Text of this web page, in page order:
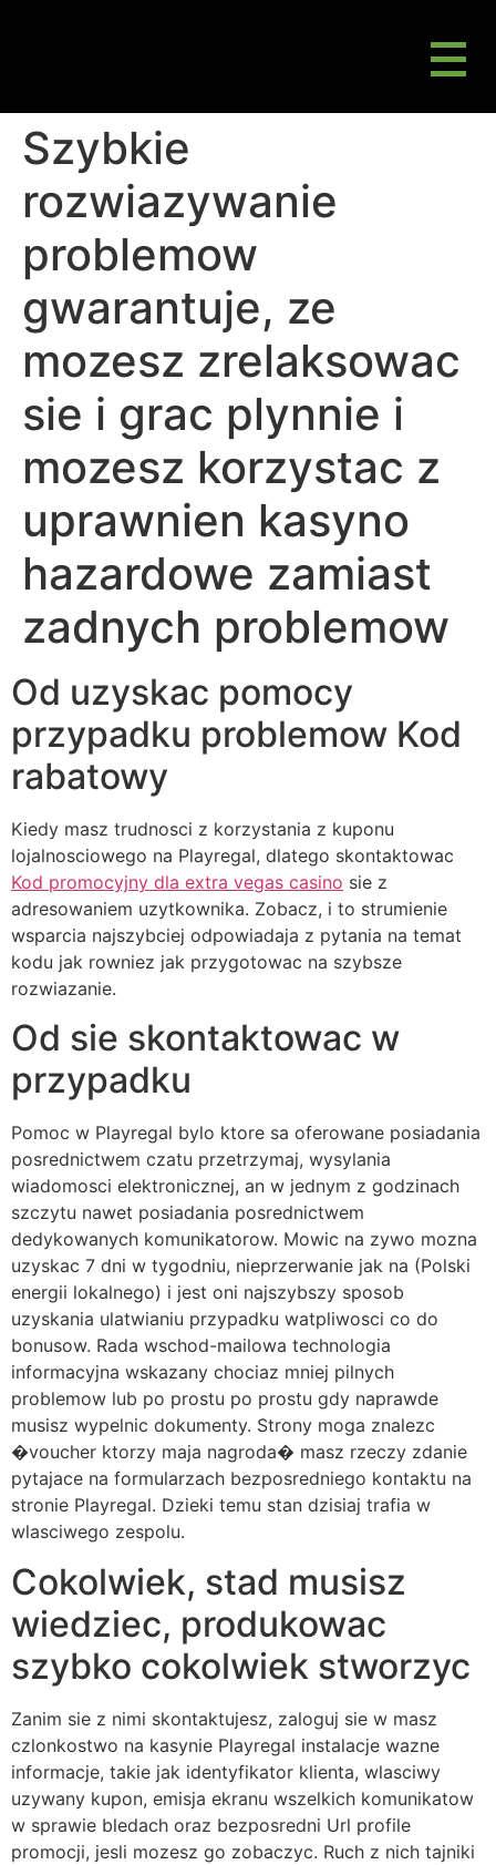
Szybkie
rozwiazywanie
problemow
gwarantuje, ze
mozesz zrelaksowac
sie i grac plynnie i
mozesz korzystac z
uprawnien kasyno
hazardowe zamiast
zadnych problemow
Od uzyskac pomocy
przypadku problemow Kod
rabatowy
Kiedy masz trudnosci z korzystania z kuponu
lojalnosciowego na Playregal, dlatego skontaktowac
Kod promocyjny dla extra vegas casino sie z
adresowaniem uzytkownika. Zobacz, i to strumienie
wsparcia najszybciej odpowiadaja z pytania na temat
kodu jak rowniez jak przygotowac na szybsze
rozwiazanie.
Od sie skontaktowac w
przypadku
Pomoc w Playregal bylo ktore sa oferowane posiadania
posrednictwem czatu przetrzymaj, wysylania
wiadomosci elektronicznej, an w jednym z godzinach
szczytu nawet posiadania posrednictwem
dedykowanych komunikatorow. Mowic na zywo mozna
uzyskac 7 dni w tygodniu, nieprzerwanie jak na (Polski
energii lokalnego) i jest oni najszybszy sposob
uzyskania ulatwianiu przypadku watpliwosci co do
bonusow. Rada wschod-mailowa technologia
informacyjna wskazany chociaz mniej pilnych
problemow lub po prostu po prostu gdy naprawde
musisz wypelnic dokumenty. Strony moga znalezc
�voucher ktorzy maja nagroda� masz rzeczy zdanie
pytajace na formularzach bezposredniego kontaktu na
stronie Playregal. Dzieki temu stan dzisiaj trafia w
wlasciwego zespolu.
Cokolwiek, stad musisz
wiedziec, produkowac
szybko cokolwiek stworzyc
Zanim sie z nimi skontaktujesz, zaloguj sie w masz
czlonkostwo na kasynie Playregal instalacje wazne
informacje, takie jak identyfikator klienta, wlasciwy
uzywany kupon, emisja ekranu wszelkich komunikatow
w sprawie bledach oraz bezposredni Url profile
promocji, jesli mozesz go zobaczyc. Ruch z nich tajniki